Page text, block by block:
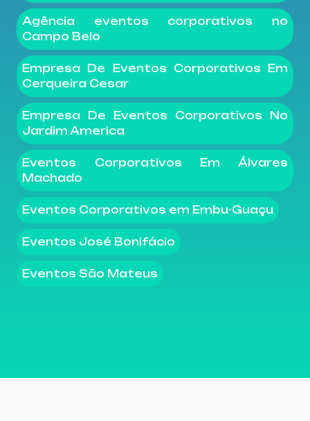
Agência eventos corporativos no
Campo Belo
Empresa De Eventos Corporativos Em
Cerqueira Cesar
Empresa De Eventos Corporativos No
Jardim America
Eventos Corporativos Em Álvares
Machado
Eventos Corporativos em Embu-Guaçu
Eventos José Bonifácio
Eventos São Mateus